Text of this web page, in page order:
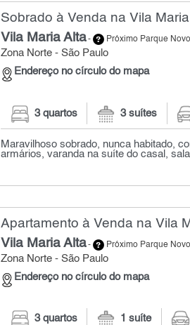
Sobrado à Venda na Vila
Vila Maria Alta- Próximo Parque
Zona Norte - São Paulo
Endereço no círculo do mapa
3 quartos 3 suítes
Maravilhoso sobrado, nunca habitado,
armários, varanda na suíte do casal,
Apartamento à Venda na Vila
Vila Maria Alta- Próximo Parque
Zona Norte - São Paulo
Endereço no círculo do mapa
3 quartos 1 suíte